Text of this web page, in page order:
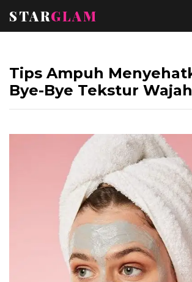
STARGLAM
Tips Ampuh
Bye-Bye Tekstur